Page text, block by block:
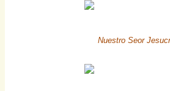
Nuestro Seor